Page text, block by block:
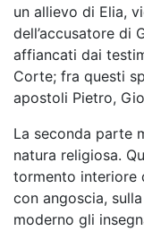
un allievo di Elia,
dell’accusatore di
affiancati dai
Corte; fra questi
apostoli Pietro,
La seconda parte
natura religiosa.
tormento interiore
con angoscia,
moderno gli